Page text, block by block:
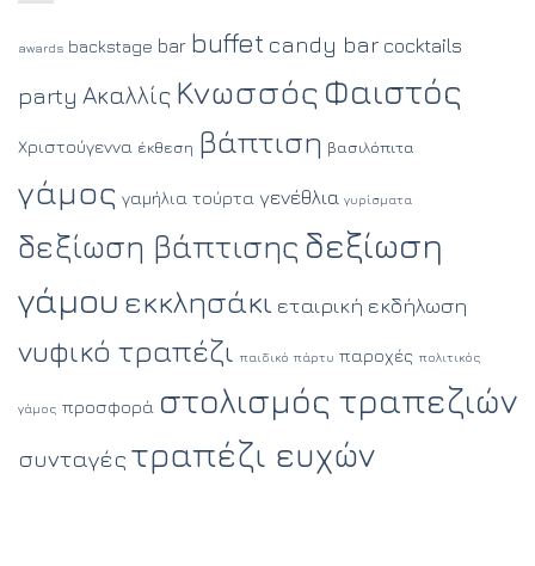
awards backstage bar buffet candy bar cocktails
party Ακαλλίς Κνωσσός Φαιστός
Χριστούγεννα έκθεση βάπτιση βασιλόπιτα
γάμος γαμήλια τούρτα γενέθλια γυρίσματα
δεξίωση βάπτισης δεξίωση
γάμου εκκλησάκι εταιρική εκδήλωση
νυφικό τραπέζι παιδικό πάρτυ παροχές πολιτικός
γάμος προσφορά στολισμός τραπεζιών
συνταγές τραπέζι ευχών